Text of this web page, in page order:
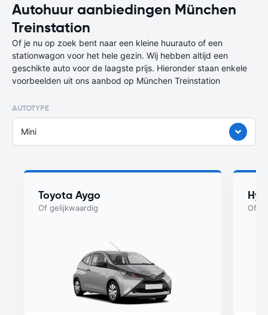
Autohuur aanbiedingen München
Treinstation
Of je nu op zoek bent naar een kleine huurauto of een
stationwagon voor het hele gezin. Wij hebben altijd een
geschikte auto voor de laagste prijs. Hieronder staan enkele
voorbeelden uit ons aanbod op München Treinstation
AUTOTYPE
Mini
Toyota Aygo
Of gelijkwaardig Of